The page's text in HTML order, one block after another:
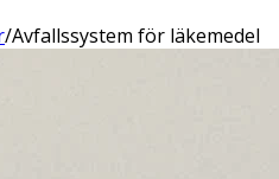
/Avfallssystem för läkemedel